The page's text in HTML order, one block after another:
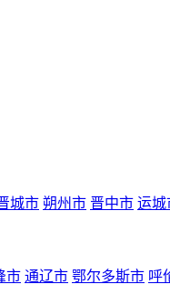
城市 朔州市 晋中市 运城
市 通辽市 鄂尔多斯市 呼